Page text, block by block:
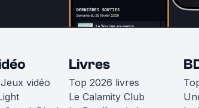
vidéo
Livres
Top 2026 livres
Le Calamity Club